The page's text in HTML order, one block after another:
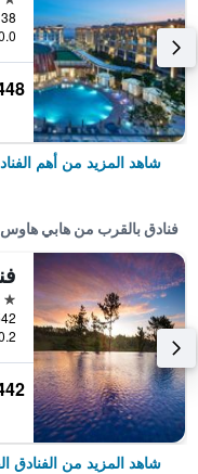
0.0 كيلومتر عن وسط
448
شاهد المزيد من أهم
فنادق بالقرب من هابي هاوس
5 نجوم
0.2 كيلومتر عن وسط
442
شاهد المزيد من الفنادق